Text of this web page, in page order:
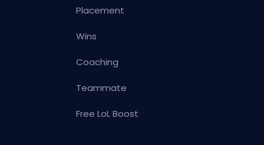
Placement
Wins
Coaching
Teammate
Free LoL Boost